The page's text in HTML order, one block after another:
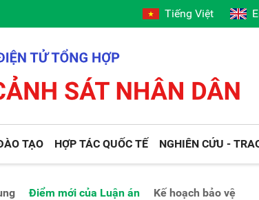
Tiếng Việt
TẠO HỢP TÁC QUỐC TẾ NGHIÊN CỨU -
Điểm mới của Luận án Kế hoạch bảo vệ